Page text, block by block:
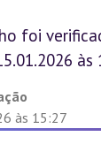
foi
às
às 15:27